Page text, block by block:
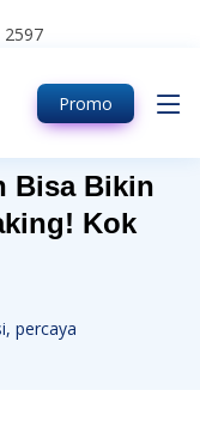
2597
Promo
Bisa Bikin
Kok
percaya